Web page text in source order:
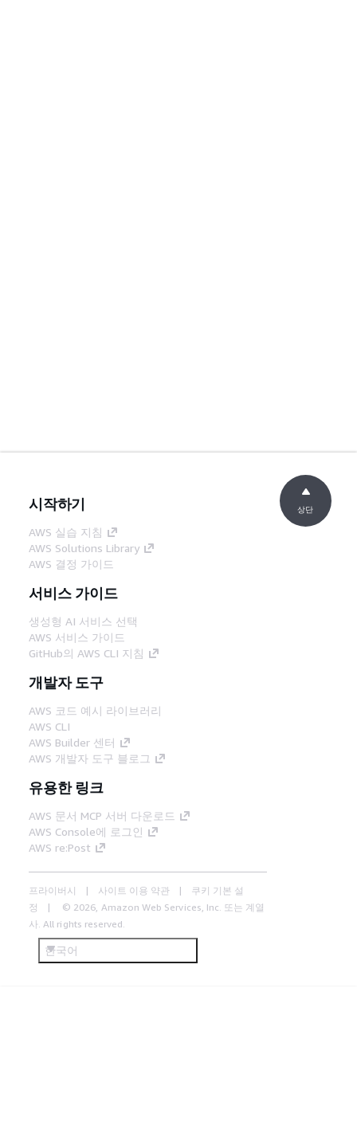
시작하기
AWS 실습 지침
AWS Solutions Library
AWS 결정 가이드
서비스 가이드
생성형 AI 서비스 선택
AWS 서비스 가이드
GitHub의 AWS CLI 지침
개발자 도구
AWS 코드 예시 라이브러리
AWS CLI
AWS Builder 센터
AWS 개발자 도구 블로그
유용한 링크
AWS 문서 MCP 서버 다운로드
AWS Console에 로그인
AWS re:Post
프라이버시 사이트 이용 약관
쿠키 기본 설
정
© 2026, Amazon Web Services, Inc. 또는 계열
사. All rights reserved.
한국어
상단